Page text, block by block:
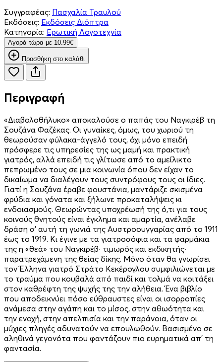
Συγγραφέας: Πασχαλία Τραυλού
Εκδόσεις: Εκδόσεις Διόπτρα
Κατηγορία: Ερωτική Λογοτεχνία
Aγορά τώρα με 10.99€
Προσθήκη στο καλάθι
Περιγραφή
«Διαβολοθήλυκο» αποκαλούσε ο παπάς του Ναγκιρέβ τη
Σουζάνα Φαζέκας. Οι γυναίκες, όμως, του χωριού τη
θεωρούσαν φύλακα-άγγελό τους, όχι μόνο επειδή
πρόσφερε τις υπηρεσίες της ως μαμή και πρακτική
γιατρός, αλλά επειδή τις γλίτωσε από το αμείλικτο
πεπρωμένο τους σε μια κοινωνία όπου δεν είχαν το
δικαίωμα να διαλέγουν τους συντρόφους τους οι ίδιες.
Γιατί η Σουζάνα έραβε φουστάνια, μαντάριζε σκισμένα
φρύδια και γόνατα και ξήλωνε προκαταλήψεις κι
ενδοιασμούς. Θεωρώντας υποχρέωσή της ό,τι για τους
κοινούς θνητούς είναι έγκλημα και αμαρτία, ανέλαβε
δράση σ’ αυτή τη γωνιά της Αυστροουγγαρίας από το 1911
έως το 1919. Κι έγινε με τα γιατροσόφια και τα φαρμάκια
της η «θεά» του Ναγκιρέβ∙ τιμωρός και εκδικητής∙
παρατρεχάμενη της θείας δίκης. Μόνο όταν θα γνωρίσει
τον Έλληνα γιατρό Στράτο Κεκέρογλου συμφιλιώνεται με
το τραύμα που κουβαλά από παιδί και τολμά να κοιτάξει
στον καθρέφτη της ψυχής της την αλήθεια. Ένα βιβλίο
που αποδεικνύει πόσο εύθραυστες είναι οι ισορροπίες
ανάμεσα στην αγάπη και το μίσος, στην αθωότητα και
την ενοχή, στην απελπισία και την παράνοια, όταν οι
μύχιες πληγές αδυνατούν να επουλωθούν. Βασισμένο σε
αληθινά γεγονότα που φαντάζουν πιο ευρηματικά απ’ τη
φαντασία.